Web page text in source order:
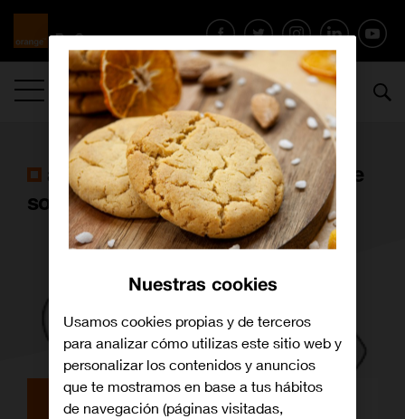
MENÚ
artículos con la etiquetaportal de
soluciones accesibles
Archivo
Nuestras cookies
Usamos cookies propias y de terceros
para analizar cómo utilizas este sitio web y
personalizar los contenidos y anuncios
que te mostramos en base a tus hábitos
de navegación (páginas visitadas,